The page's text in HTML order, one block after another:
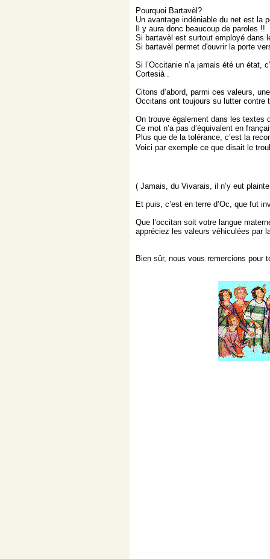
Pourquoi Bartavèl?
Un avantage indéniable du net est la
Il y aura donc beaucoup de paroles !!
Si bartavèl est surtout employé dans
Si bartavèl permet d'ouvrir la porte
Si l’Occitanie n’a jamais été un état,
Cortesià .
Citons d’abord, parmi ces valeurs,
Occitans ont toujours su lutter contre
On trouve également dans les textes
Ce mot n’a pas d’équivalent en
Plus que de la tolérance, c’est la
Voici par exemple ce que disait le
( Jamais, du Vivarais, il n’y eut
Et puis, c’est en terre d’Oc, que fut
Que l’occitan soit votre langue
appréciez les valeurs véhiculées par
Bien sûr, nous vous remercions pour